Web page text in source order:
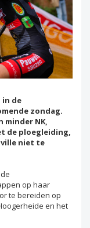
in de
zondag.
minder NK,
de ploegleiding,
niet te
op haar
te bereiden op
en het